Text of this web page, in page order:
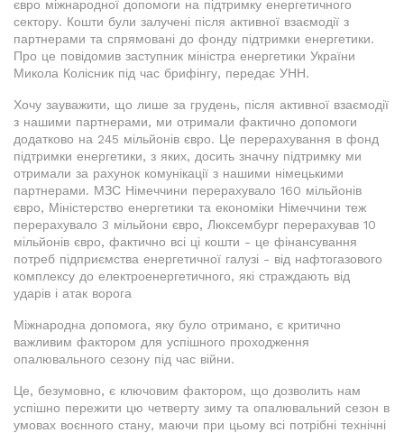
євро міжнародної допомоги на підтримку енергетичного
сектору. Кошти були залучені після активної взаємодії з
партнерами та спрямовані до фонду підтримки енергетики.
Про це повідомив заступник міністра енергетики України
Микола Колісник під час брифінгу, передає УНН.
Хочу зауважити, що лише за грудень, після активної взаємодії
з нашими партнерами, ми отримали фактично допомоги
додатково на 245 мільйонів євро. Це перерахування в фонд
підтримки енергетики, з яких, досить значну підтримку ми
отримали за рахунок комунікації з нашими німецькими
партнерами. МЗС Німеччини перерахувало 160 мільйонів
євро, Міністерство енергетики та економіки Німеччини теж
перерахувало 3 мільйони євро, Люксембург перерахував 10
мільйонів євро, фактично всі ці кошти - це фінансування
потреб підприємства енергетичної галузі - від нафтогазового
комплексу до електроенергетичного, які страждають від
ударів і атак ворога
Міжнародна допомога, яку було отримано, є критично
важливим фактором для успішного проходження
опалювального сезону під час війни.
Це, безумовно, є ключовим фактором, що дозволить нам
успішно пережити цю четверту зиму та опалювальний сезон в
умовах воєнного стану, маючи при цьому всі потрібні технічні